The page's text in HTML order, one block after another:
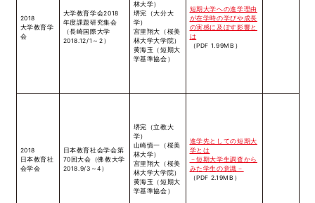
2018
大学教育学
会
大学教育学会2018
年度課題研究集会
（長崎国際大学
2018.12/1～2）
林大学）
堺完（大分大
学）
宮里翔大（桜美
林大学大学院）
黄海玉（短期大
学基準協会）
短期大学への進学理由
が在学時の学びや成長
の実感に及ぼす影響と
は
（PDF 1.99MB）
2018
日本教育社
会学会
日本教育社会学会第
70回大会（佛教大学
2018.9/3～4）
堺完（立教大
学）
山崎慎一（桜美
林大学）
宮里翔大（桜美
林大学大学院）
黄海玉（短期大
学基準協会）
進学先としての短期大
学とは
－短期大学生調査から
みた学生の意識－
（PDF 2.19MB）